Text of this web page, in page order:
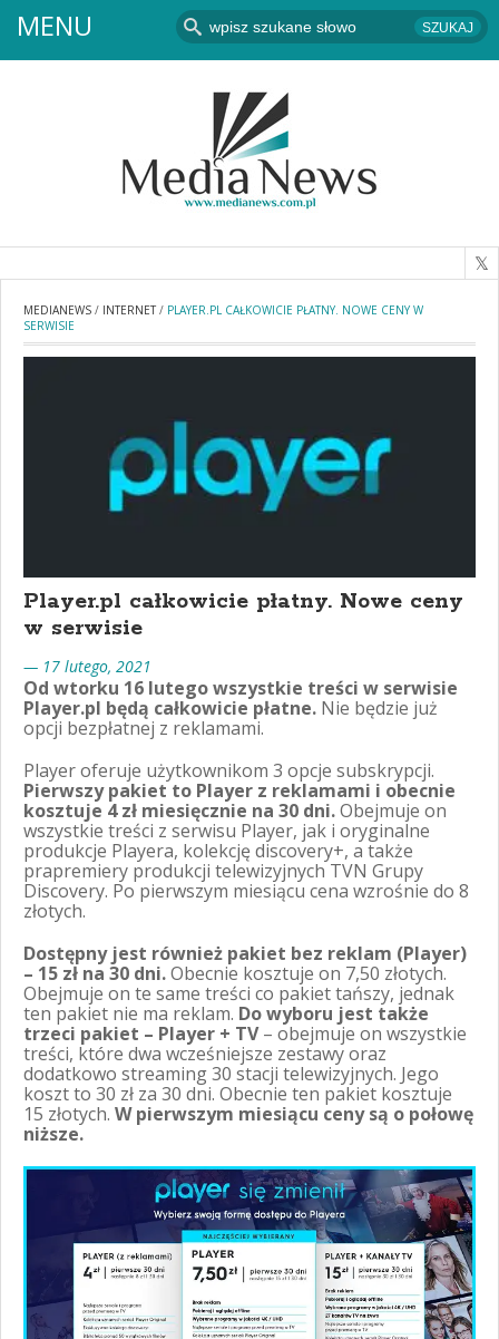
MENU
MEDIANEWS / INTERNET/ PLAYER.PL CAŁKOWICIE PŁATNY. NOWE CENY W
SERWISIE
Player.pl całkowicie płatny. Nowe ceny
w serwisie
— 17 lutego, 2021
Od wtorku 16 lutego wszystkie treści w serwisie
Player.pl będą całkowicie płatne. Nie będzie już
opcji bezpłatnej z reklamami.
Player oferuje użytkownikom 3 opcje subskrypcji.
Pierwszy pakiet to Player z reklamami i obecnie
kosztuje 4 zł miesięcznie na 30 dni.Obejmuje on
wszystkie treści z serwisu Player, jak i oryginalne
produkcje Playera, kolekcję discovery+, a także
prapremiery produkcji telewizyjnych TVN Grupy
Discovery. Po pierwszym miesiącu cena wzrośnie do 8
złotych.
Dostępny jest również pakiet bez reklam (Player)
– 15 zł na 30 dni.Obecnie kosztuje on 7,50 złotych.
Obejmuje on te same treści co pakiet tańszy, jednak
ten pakiet nie ma reklam. Do wyboru jest także
trzeci pakiet – Player + TV– obejmuje on wszystkie
treści, które dwa wcześniejsze zestawy oraz
dodatkowo streaming 30 stacji telewizyjnych. Jego
koszt to 30 zł za 30 dni. Obecnie ten pakiet kosztuje
15 złotych. W pierwszym miesiącu ceny są o połowę
niższe.